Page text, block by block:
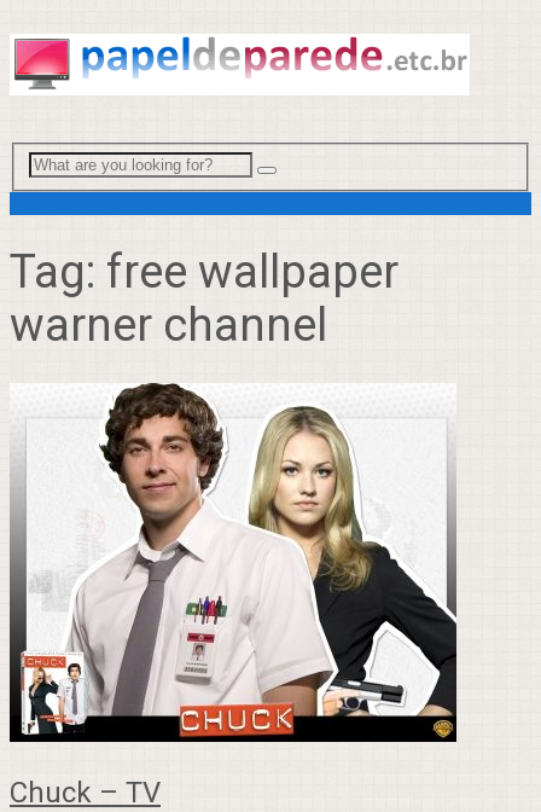
Tag: free wallpaper
warner channel
Chuck – TV